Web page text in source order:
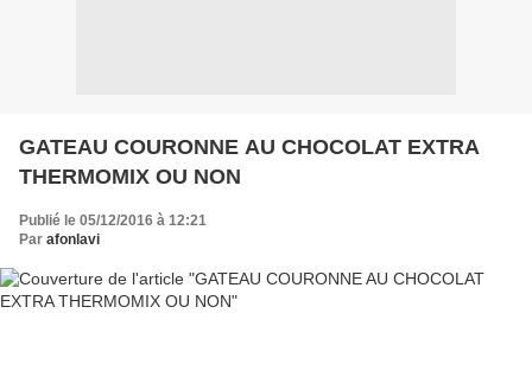
GATEAU COURONNE AU CHOCOLAT EXTRA
THERMOMIX OU NON
Publié le 05/12/2016 à 12:21
Par afonlavi